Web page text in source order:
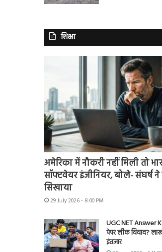
शिक्षा
अमेरिका में नौकरी नहीं मिली तो
सॉफ्टवेयर इंजीनियर, बोले- संघर्ष
सिखाया
29 July 2026 - 8:00 PM
UGC NET Answer
पेपर लीक विवाद?
इंतजार